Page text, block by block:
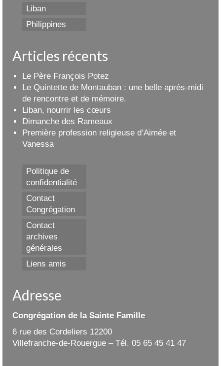
Liban
Philippines
Articles récents
Le Père François Potez
Le Quintette de Montauban : une belle après-midi
de rencontre et de mémoire.
Liban, nourrir les cœurs
Dimanche des Rameaux
Première profession religieuse d’Aimée et
Vanessa
Politique de
confidentialité
Contact
Congrégation
Contact
archives
générales
Liens amis
Adresse
Congrégation de la Sainte Famille
6 rue des Cordeliers 12200
Villefranche-de-Rouergue – Tél. 05 65 45 41 47